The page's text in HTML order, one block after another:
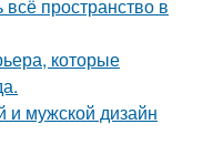
пространство в
которые
и мужской дизайн